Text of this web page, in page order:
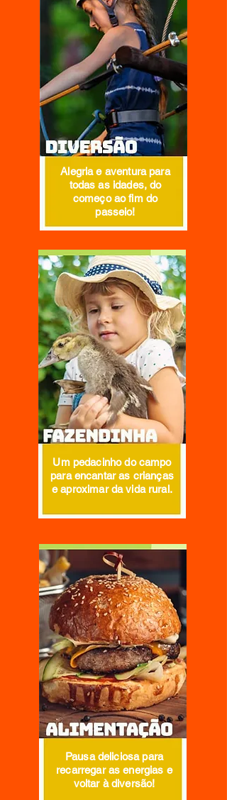
Alegria e aventura para
todas as idades, do
começo ao fim do
passeio!
Um pedacinho do campo
para encantar as crianças
e aproximar da vida rural.
Pausa deliciosa para
recarregar as energias e
voltar à diversão!